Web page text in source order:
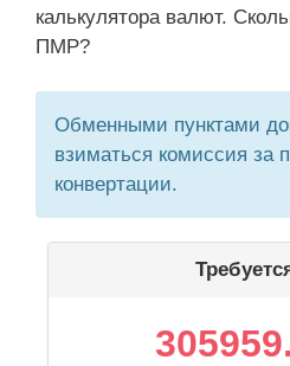
калькулятора валют.
ПМР?
Обменными пунктами
взиматься комиссия за
конвертации.